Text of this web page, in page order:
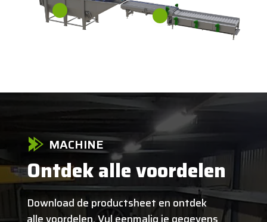
MACHINE
Ontdek alle voordelen
Download de productsheet en ontdek